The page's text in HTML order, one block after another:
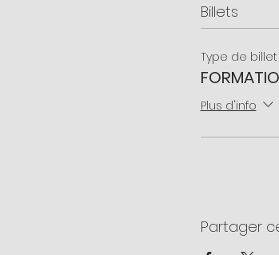
Billets
Type de billet
Plus d'info
Partager